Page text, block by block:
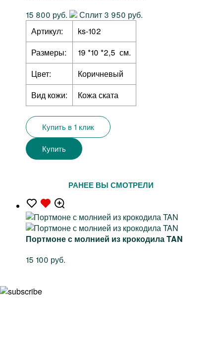
15 800 руб.
Сплит 3 950 руб.
Артикул:
ks-102
Размеры:
19 *10 *2,5 см.
Цвет:
Коричневый
Вид кожи:
Кожа ската
Купить в 1 клик
Купить
РАНЕЕ ВЫ СМОТРЕЛИ
Портмоне с молнией из крокодила TAN
15 100 руб.